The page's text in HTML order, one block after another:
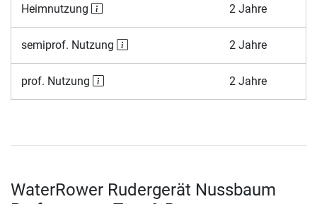
Heimnutzung 2 Jahre
semiprof. Nutzung 2 Jahre
prof. Nutzung 2 Jahre
WaterRower Rudergerät Nussbaum